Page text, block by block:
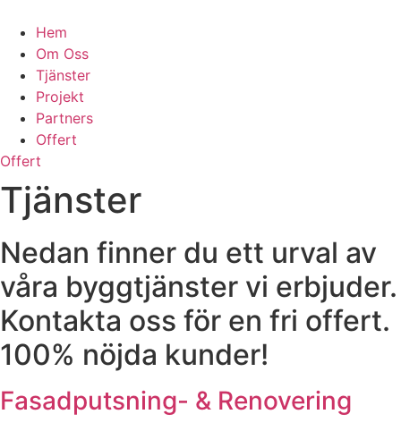
Hem
Om Oss
Tjänster
Projekt
Partners
Offert
Offert
Tjänster
Nedan finner du ett urval av
våra byggtjänster vi erbjuder.
Kontakta oss för en fri offert.
100% nöjda kunder!
Fasadputsning- & Renovering